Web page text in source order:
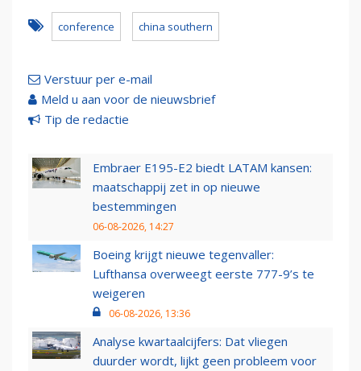
conference china southern
Verstuur per e-mail
Meld u aan voor de nieuwsbrief
Tip de redactie
Embraer E195-E2 biedt LATAM kansen:
maatschappij zet in op nieuwe
bestemmingen
06-08-2026, 14:27
Boeing krijgt nieuwe tegenvaller:
Lufthansa overweegt eerste 777-9’s te
weigeren
06-08-2026, 13:36
Analyse kwartaalcijfers: Dat vliegen
duurder wordt, lijkt geen probleem voor